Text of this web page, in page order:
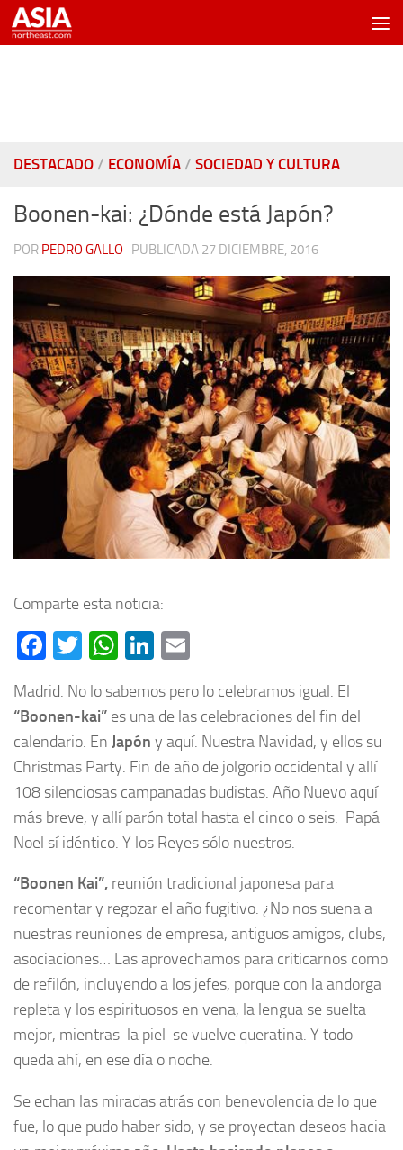
Saltar al contenido
DESTACADO / ECONOMÍA / SOCIEDAD Y CULTURA
Boonen-kai: ¿Dónde está Japón?
POR PEDRO GALLO · PUBLICADA 27 DICIEMBRE, 2016 ·
Comparte esta noticia:
Facebook
Twitter
WhatsApp
LinkedIn
Madrid. No lo sabemos pero lo celebramos igual. El
“Boonen-kai” es una de las celebraciones del fin del
calendario. En Japón y aquí. Nuestra Navidad, y ellos su
Christmas Party. Fin de año de jolgorio occidental y allí
108 silenciosas campanadas budistas. Año Nuevo aquí
más breve, y allí parón total hasta el cinco o seis. Papá
Noel sí idéntico. Y los Reyes sólo nuestros.
“Boonen Kai”, reunión tradicional japonesa para
recomentar y regozar el año fugitivo. ¿No nos suena a
nuestras reuniones de empresa, antiguos amigos, clubs,
asociaciones… Las aprovechamos para criticarnos como
de refilón, incluyendo a los jefes, porque con la andorga
repleta y los espirituosos en vena, la lengua se suelta
mejor, mientras la piel se vuelve queratina. Y todo
queda ahí, en ese día o noche.
Se echan las miradas atrás con benevolencia de lo que
fue, lo que pudo haber sido, y se proyectan deseos hacia